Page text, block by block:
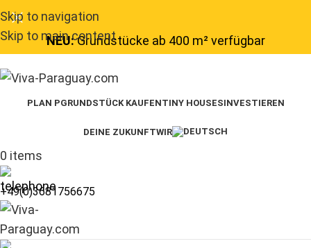
Skip to navigation
Skip to main content
NEU:Grundstücke ab 400 m² verfügbar
PLAN PGRUNDSTÜCK KAUFENTINY HOUSESINVESTIEREN
DEINE ZUKUNFTWIR
0 items
+49(0)3681756675